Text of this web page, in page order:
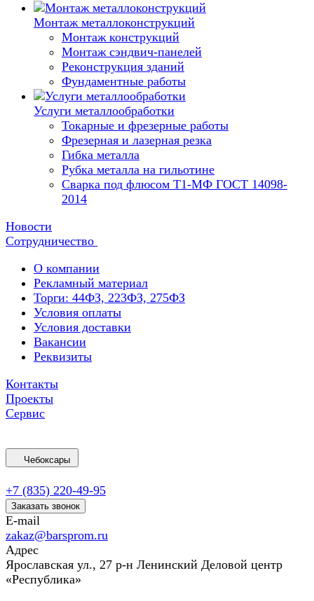
Монтаж металлоконструкций
Монтаж конструкций
Монтаж сэндвич-панелей
Реконструкция зданий
Фундаментные работы
Услуги металлообработки
Токарные и фрезерные работы
Фрезерная и лазерная резка
Гибка металла
Рубка металла на гильотине
Сварка под флюсом Т1-МФ ГОСТ 14098-
2014
Новости
Сотрудничество
О компании
Рекламный материал
Торги: 44ФЗ, 223ФЗ, 275ФЗ
Условия оплаты
Условия доставки
Вакансии
Реквизиты
Контакты
Проекты
Сервис
Чебоксары
+7 (835) 220-49-95
Заказать звонок
E-mail
zakaz@barsprom.ru
Адрес
Ярославская ул., 27 р-н Ленинский Деловой центр
«Республика»